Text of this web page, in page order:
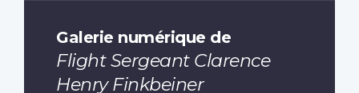
Galerie numérique de
Flight Sergeant Clarence
Henry Finkbeiner